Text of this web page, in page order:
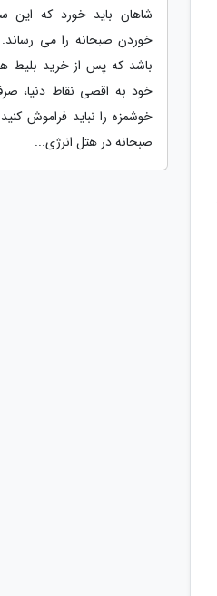
شاهان باید خورد که
خوردن صبحانه را می رساند.
باشد که پس از خرید بلیط
خود به اقصی نقاط دنیا،
خوشمزه را نباید فراموش
صبحانه در هتل انرژی...